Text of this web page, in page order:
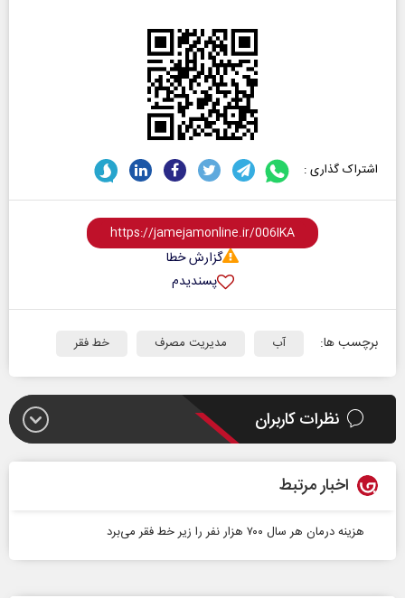
اشتراک گذاری :
گزارش خطا
پسندیدم
برچسب ها: آب مدیریت مصرف خط فقر
نظرات کاربران
اخبار مرتبط
هزینه درمان هر سال ۷۰۰ هزار نفر را زیر خط فقر می‌برد